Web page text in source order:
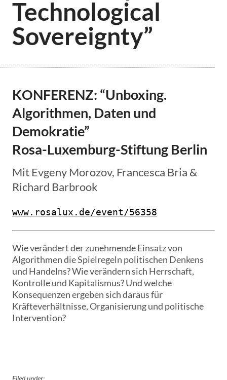
Technological
Sovereignty”
KONFERENZ: “Unboxing.
Algorithmen, Daten und
Demokratie”
Rosa-Luxemburg-Stiftung Berlin
Mit Evgeny Morozov, Francesca Bria &
Richard Barbrook
Wie verändert der zunehmende Einsatz von
Algorithmen die Spielregeln politischen Denkens
und Handelns? Wie verändern sich Herrschaft,
Kontrolle und Kapitalismus? Und welche
Konsequenzen ergeben sich daraus für
Kräfteverhältnisse, Organisierung und politische
Intervention?